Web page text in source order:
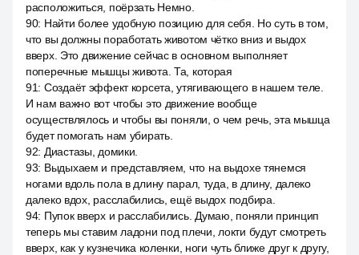
расположиться, поёрзать Немно.
90: Найти более удобную позицию для себя. Но суть в том,
что вы должны поработать животом чётко вниз и выдох
вверх. Это движение сейчас в основном выполняет
поперечные мышцы живота. Та, которая
91: Создаёт эффект корсета, утягивающего в нашем теле.
И нам важно вот чтобы это движение вообще
осуществлялось и чтобы вы поняли, о чем речь, эта мышца
будет помогать нам убирать.
92: Диастазы, домики.
93: Выдыхаем и представляем, что на выдохе тянемся
ногами вдоль пола в длину парал, туда, в длину, далеко
далеко вдох, расслабились, ещё выдох подбира.
94: Пупок вверх и расслабились. Думаю, поняли принцип
теперь мы ставим ладони под плечи, локти будут смотреть
вверх, как у кузнечика коленки, ноги чуть ближе друг к другу,